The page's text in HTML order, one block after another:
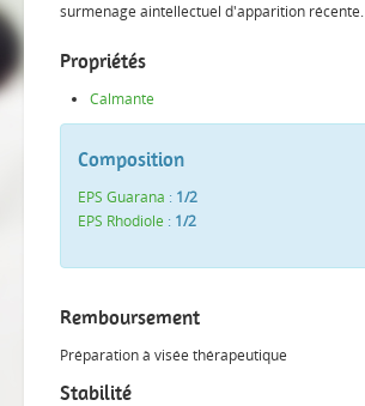
surmenage aintellectuel d'apparition récente.
Propriétés
Calmante
Composition
EPS Guarana : 1/2
EPS Rhodiole : 1/2
Remboursement
Préparation à visée thérapeutique
Stabilité